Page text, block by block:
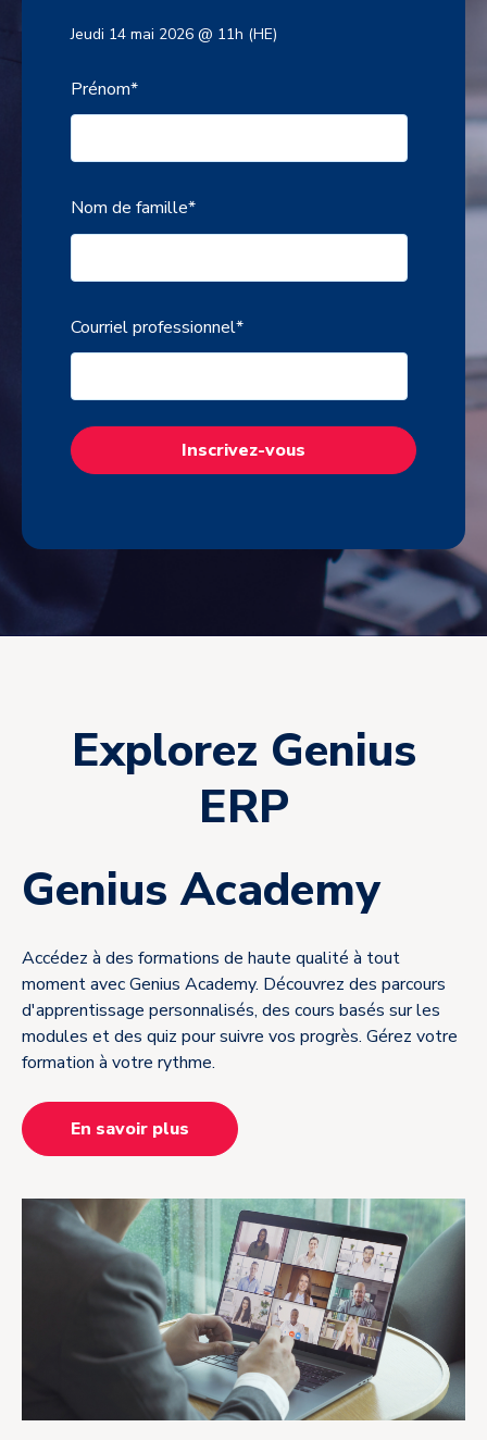
Jeudi 14 mai 2026 @ 11h (HE)
Prénom*
Nom de famille*
Courriel professionnel*
Explorez Genius
ERP
Genius Academy
Accédez à des formations de haute qualité à tout
moment avec Genius Academy. Découvrez des parcours
d'apprentissage personnalisés, des cours basés sur les
modules et des quiz pour suivre vos progrès. Gérez votre
formation à votre rythme.
En savoir plus